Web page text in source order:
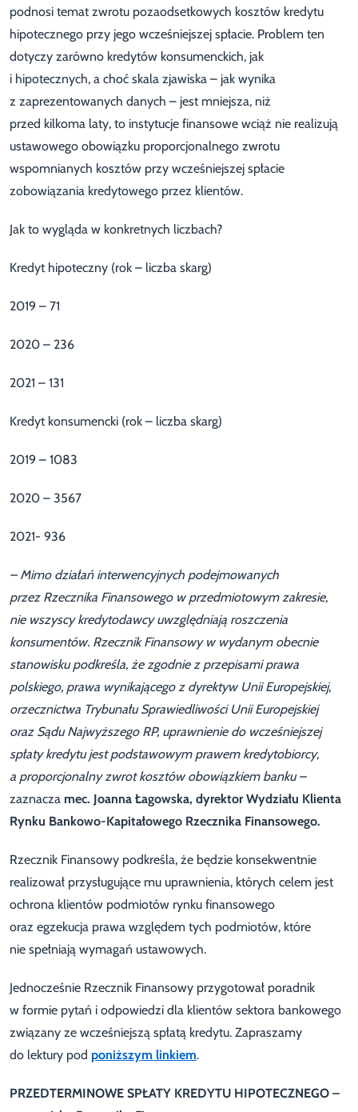
podnosi temat zwrotu pozaodsetkowych kosztów kredytu
hipotecznego przy jego wcześniejszej spłacie. Problem ten
dotyczy zarówno kredytów konsumenckich, jak
i hipotecznych, a choć skala zjawiska – jak wynika
z zaprezentowanych danych – jest mniejsza, niż
przed kilkoma laty, to instytucje finansowe wciąż nie realizują
ustawowego obowiązku proporcjonalnego zwrotu
wspomnianych kosztów przy wcześniejszej spłacie
zobowiązania kredytowego przez klientów.
Jak to wygląda w konkretnych liczbach?
Kredyt hipoteczny (rok – liczba skarg)
2019 – 71
2020 – 236
2021 – 131
Kredyt konsumencki (rok – liczba skarg)
2019 – 1083
2020 – 3567
2021- 936
– Mimo działań interwencyjnych podejmowanych
przez Rzecznika Finansowego w przedmiotowym zakresie,
nie wszyscy kredytodawcy uwzględniają roszczenia
konsumentów. Rzecznik Finansowy w wydanym obecnie
stanowisku podkreśla, że zgodnie z przepisami prawa
polskiego, prawa wynikającego z dyrektyw Unii Europejskiej,
orzecznictwa Trybunału Sprawiedliwości Unii Europejskiej
oraz Sądu Najwyższego RP, uprawnienie do wcześniejszej
spłaty kredytu jest podstawowym prawem kredytobiorcy,
a proporcjonalny zwrot kosztów obowiązkiem banku –
zaznacza mec. Joanna Łagowska, dyrektor Wydziału Klienta
Rynku Bankowo-Kapitałowego Rzecznika Finansowego.
Rzecznik Finansowy podkreśla, że będzie konsekwentnie
realizował przysługujące mu uprawnienia, których celem jest
ochrona klientów podmiotów rynku finansowego
oraz egzekucja prawa względem tych podmiotów, które
nie spełniają wymagań ustawowych.
Jednocześnie Rzecznik Finansowy przygotował poradnik
w formie pytań i odpowiedzi dla klientów sektora bankowego
związany ze wcześniejszą spłatą kredytu. Zapraszamy
do lektury pod poniższym linkiem.
PRZEDTERMINOWE SPŁATY KREDYTU HIPOTECZNEGO –